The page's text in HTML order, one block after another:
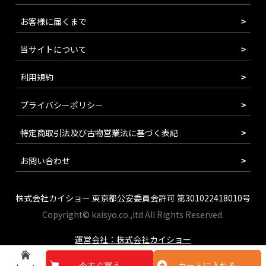
お客様に届くまで
当サイトについて
利用規約
プライバシーポリシー
特定商取引法及び古物営業法に基づく表記
お問い合わせ
株式会社カイショー 東京都公安委員会許可 第301022418010号
Copyright© kaisyo.co.,ltd All Rights Reserved.
運営会社：株式会社カイショー